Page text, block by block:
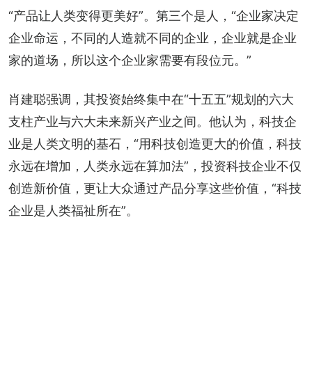
“产品让人类变得更美好”。第三个是人，“企业家决定
企业命运，不同的人造就不同的企业，企业就是企业
家的道场，所以这个企业家需要有段位元。”
肖建聪强调，其投资始终集中在“十五五”规划的六大
支柱产业与六大未来新兴产业之间。他认为，科技企
业是人类文明的基石，“用科技创造更大的价值，科技
永远在增加，人类永远在算加法”，投资科技企业不仅
创造新价值，更让大众通过产品分享这些价值，“科技
企业是人类福祉所在”。